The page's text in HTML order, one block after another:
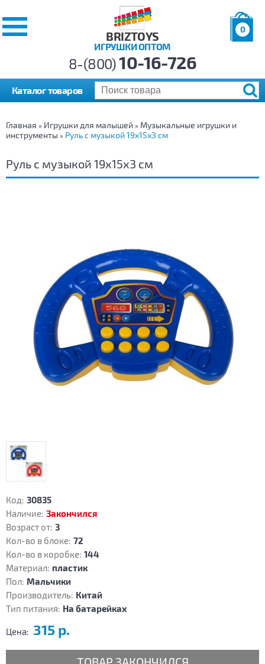
BRIZTOYS
ИГРУШКИ ОПТОМ
0
р.
8-(800)10-16-726
Каталог товаров
Главная » Игрушки для малышей » Музыкальные игрушки и
инструменты » Руль с музыкой 19х15х3 см
Руль с музыкой 19х15х3 см
Код: 30835
Наличие: Закончился
Возраст от: 3
Кол-во в блоке: 72
Кол-во в коробке: 144
Материал: пластик
Пол: Мальчики
Производитель: Китай
Тип питания: На батарейках
Цена: 315 р.